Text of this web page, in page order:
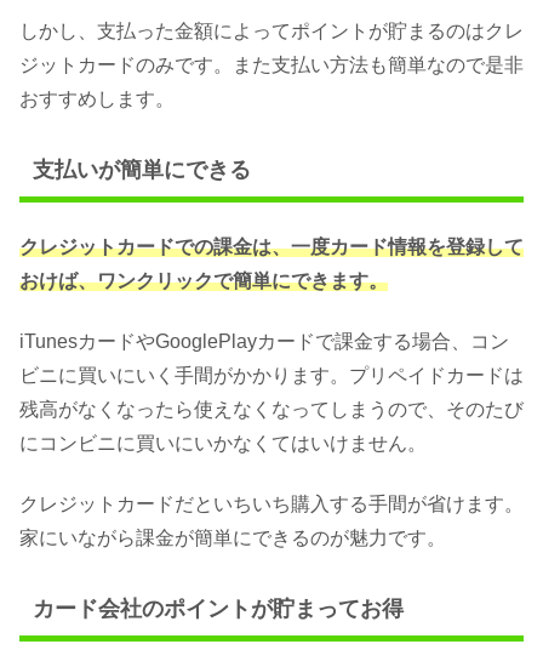
しかし、支払った金額によってポイントが貯まるのはクレ
ジットカードのみです。また支払い方法も簡単なので是非
おすすめします。
支払いが簡単にできる
クレジットカードでの課金は、一度カード情報を登録して
おけば、ワンクリックで簡単にできます。
iTunesカードやGooglePlayカードで課金する場合、コン
ビニに買いにいく手間がかかります。プリペイドカードは
残高がなくなったら使えなくなってしまうので、そのたび
にコンビニに買いにいかなくてはいけません。
クレジットカードだといちいち購入する手間が省けます。
家にいながら課金が簡単にできるのが魅力です。
カード会社のポイントが貯まってお得